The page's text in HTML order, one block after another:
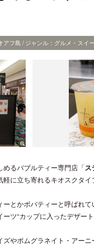
フ島 / ジャンル：グルメ・スイ
めるバブルティー専門店「ス
に立ち寄れるキオスクタ
とかボバティーと呼ばれ
ツ“カップに入ったデザー
やポムグラネイト・アー